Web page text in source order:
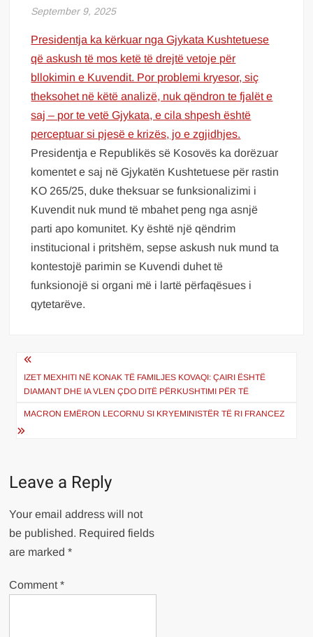
September 9, 2025
Presidentja ka kërkuar nga Gjykata Kushtetuese
që askush të mos ketë të drejtë vetoje për
bllokimin e Kuvendit. Por problemi kryesor, siç
theksohet në këtë analizë, nuk qëndron te fjalët e
saj – por te vetë Gjykata, e cila shpesh është
perceptuar si pjesë e krizës, jo e zgjidhjes.
Presidentja e Republikës së Kosovës ka dorëzuar
komentet e saj në Gjykatën Kushtetuese për rastin
KO 265/25, duke theksuar se funksionalizimi i
Kuvendit nuk mund të mbahet peng nga asnjë
parti apo komunitet. Ky është një qëndrim
institucional i pritshëm, sepse askush nuk mund ta
kontestojë parimin se Kuvendi duhet të
funksionojë si organi më i lartë përfaqësues i
qytetarëve.
Post
navigation
IZET MEXHITI NË KONAK TË FAMILJES KOVAQI: ÇAIRI ËSHTË
DIAMANT DHE IA VLEN ÇDO DITË PËRKUSHTIMI PËR TË
MACRON EMËRON LECORNU SI KRYEMINISTËR TË RI FRANCEZ
Leave a Reply
Your email address will not
be published. Required fields
are marked*
Comment*